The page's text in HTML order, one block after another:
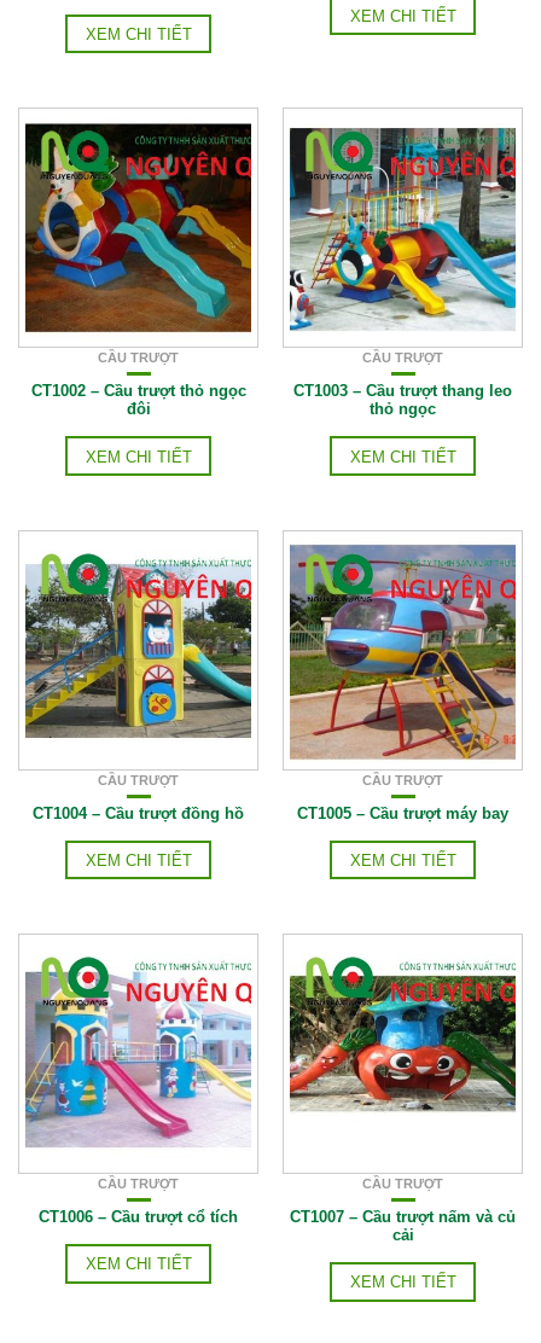
XEM CHI TIẾT
XEM CHI TIẾT
CẦU TRƯỢT
CT1002 – Cầu trượt thỏ ngọc
đôi
XEM CHI TIẾT
CẦU TRƯỢT
CT1003 – Cầu trượt thang leo
thỏ ngọc
XEM CHI TIẾT
CẦU TRƯỢT
CT1004 – Cầu trượt đồng hồ
XEM CHI TIẾT
CẦU TRƯỢT
CT1005 – Cầu trượt máy bay
XEM CHI TIẾT
CẦU TRƯỢT
CT1006 – Cầu trượt cổ tích
XEM CHI TIẾT
CẦU TRƯỢT
CT1007 – Cầu trượt nấm và củ
cải
XEM CHI TIẾT